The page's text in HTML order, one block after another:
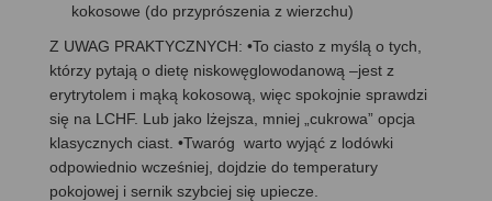
kokosowe (do przyprószenia z wierzchu)
Z UWAG PRAKTYCZNYCH: •To ciasto z myślą o tych,
którzy pytają o dietę niskowęglowodanową –jest z
erytrytolem i mąką kokosową, więc spokojnie sprawdzi
się na LCHF. Lub jako lżejsza, mniej „cukrowa” opcja
klasycznych ciast. •Twaróg warto wyjąć z lodówki
odpowiednio wcześniej, dojdzie do temperatury
pokojowej i sernik szybciej się upiecze.